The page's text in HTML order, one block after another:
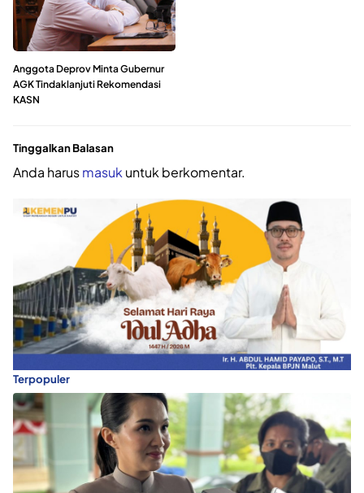
Anggota Deprov Minta Gubernur
AGK Tindaklanjuti Rekomendasi
KASN
Tinggalkan Balasan
Anda harusmasuk untuk berkomentar.
Terpopuler